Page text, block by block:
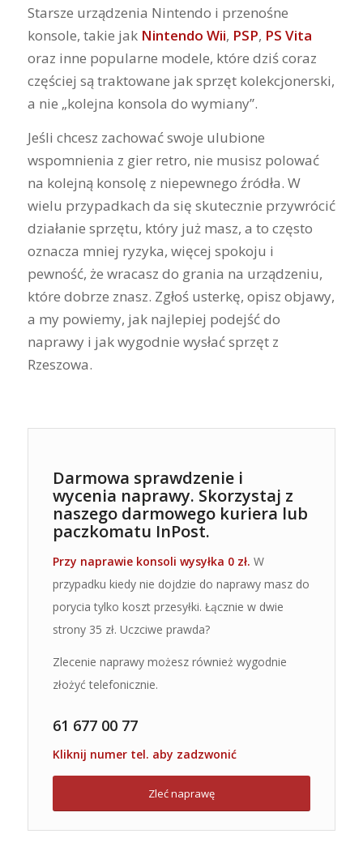
Starsze urządzenia Nintendo i przenośne
konsole, takie jak Nintendo Wii, PSP, PS Vita
oraz inne popularne modele, które dziś coraz
częściej są traktowane jak sprzęt kolekcjonerski,
a nie „kolejna konsola do wymiany”.
Jeśli chcesz zachować swoje ulubione
wspomnienia z gier retro, nie musisz polować
na kolejną konsolę z niepewnego źródła. W
wielu przypadkach da się skutecznie przywrócić
działanie sprzętu, który już masz, a to często
oznacza mniej ryzyka, więcej spokoju i
pewność, że wracasz do grania na urządzeniu,
które dobrze znasz. Zgłoś usterkę, opisz objawy,
a my powiemy, jak najlepiej podejść do
naprawy i jak wygodnie wysłać sprzęt z
Rzeszowa.
Darmowa sprawdzenie i
wycenia naprawy. Skorzystaj z
naszego darmowego kuriera lub
paczkomatu InPost.
Przy naprawie konsoli wysyłka 0 zł. W
przypadku kiedy nie dojdzie do naprawy masz do
porycia tylko koszt przesyłki. Łącznie w dwie
strony 35 zł. Uczciwe prawda?
Zlecenie naprawy możesz również wygodnie
złożyć telefonicznie.
61 677 00 77
Kliknij numer tel. aby zadzwonić
Zleć naprawę